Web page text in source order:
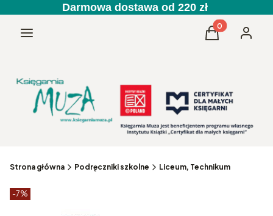
Darmowa dostawa od 220 zł
Menu Produkty w
Koszyk
Strona główna Podręczniki szkolne Liceum, Technikum
Etykiety produktu
-7%